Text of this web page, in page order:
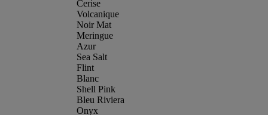
Cerise
Volcanique
Noir Mat
Meringue
Azur
Sea Salt
Flint
Blanc
Shell Pink
Bleu Riviera
Onyx